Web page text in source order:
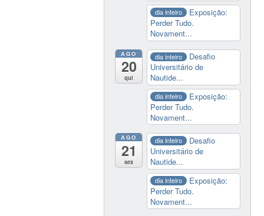
dia inteiro
Exposição:
Perder Tudo.
Novament...
AGO
20
qui
dia inteiro
Desafio
Universitário de
Nautide...
dia inteiro
Exposição:
Perder Tudo.
Novament...
AGO
21
sex
dia inteiro
Desafio
Universitário de
Nautide...
dia inteiro
Exposição:
Perder Tudo.
Novament...